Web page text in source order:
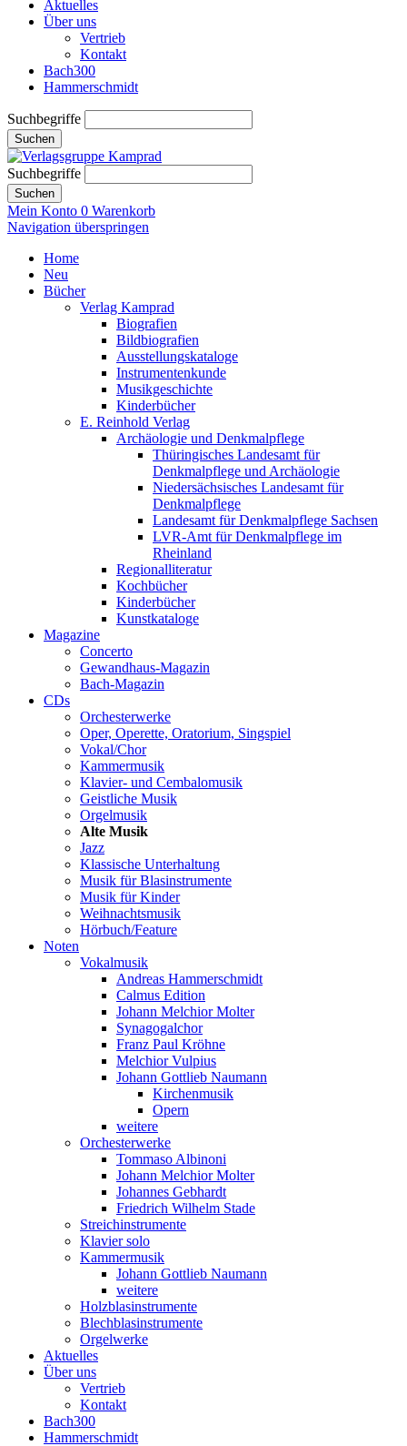
Aktuelles
Über uns
Vertrieb
Kontakt
Bach300
Hammerschmidt
Suchbegriffe
Suchen
Suchbegriffe
Suchen
Mein Konto 0 Warenkorb
Navigation überspringen
Home
Neu
Bücher
Verlag Kamprad
Biografien
Bildbiografien
Ausstellungskataloge
Instrumentenkunde
Musikgeschichte
Kinderbücher
E. Reinhold Verlag
Archäologie und Denkmalpflege
Thüringisches Landesamt für
Denkmalpflege und Archäologie
Niedersächsisches Landesamt für
Denkmalpflege
Landesamt für Denkmalpflege Sachsen
LVR-Amt für Denkmalpflege im
Rheinland
Regionalliteratur
Kochbücher
Kinderbücher
Kunstkataloge
Magazine
Concerto
Gewandhaus-Magazin
Bach-Magazin
CDs
Orchesterwerke
Oper, Operette, Oratorium, Singspiel
Vokal/Chor
Kammermusik
Klavier- und Cembalomusik
Geistliche Musik
Orgelmusik
Alte Musik
Jazz
Klassische Unterhaltung
Musik für Blasinstrumente
Musik für Kinder
Weihnachtsmusik
Hörbuch/Feature
Noten
Vokalmusik
Andreas Hammerschmidt
Calmus Edition
Johann Melchior Molter
Synagogalchor
Franz Paul Kröhne
Melchior Vulpius
Johann Gottlieb Naumann
Kirchenmusik
Opern
weitere
Orchesterwerke
Tommaso Albinoni
Johann Melchior Molter
Johannes Gebhardt
Friedrich Wilhelm Stade
Streichinstrumente
Klavier solo
Kammermusik
Johann Gottlieb Naumann
weitere
Holzblasinstrumente
Blechblasinstrumente
Orgelwerke
Aktuelles
Über uns
Vertrieb
Kontakt
Bach300
Hammerschmidt